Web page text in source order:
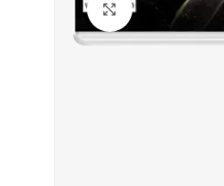
Click to enlarge